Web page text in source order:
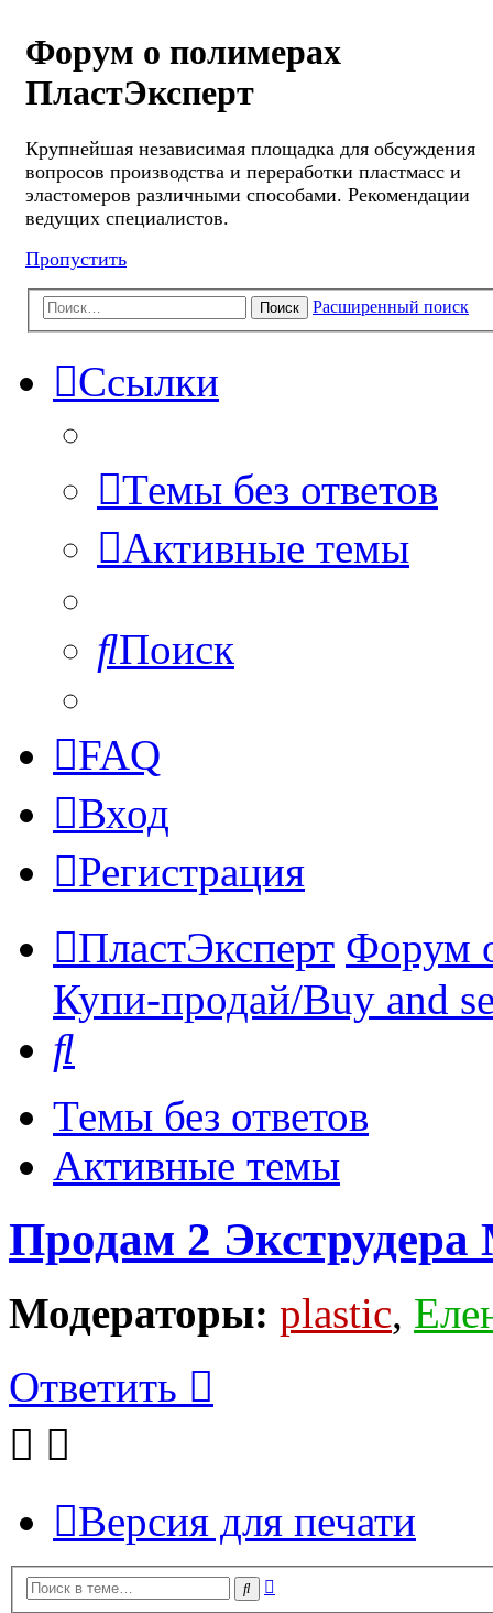
Форум о полимерах
ПластЭксперт
Крупнейшая независимая площадка для обсуждения
вопросов производства и переработки пластмасс и
эластомеров различными способами. Рекомендации
ведущих специалистов.
Пропустить
Поиск Расширенный поиск
Ссылки
Темы без ответов
Активные темы
Поиск
FAQ
Вход
Регистрация
ПластЭксперт Форум
Купи-продай/Buy and
Темы без ответов
Активные темы
Продам 2
Модераторы: plastic,
Ответить
Версия для печати
Поиск